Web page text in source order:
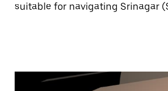
suitable for navigating Srinagar